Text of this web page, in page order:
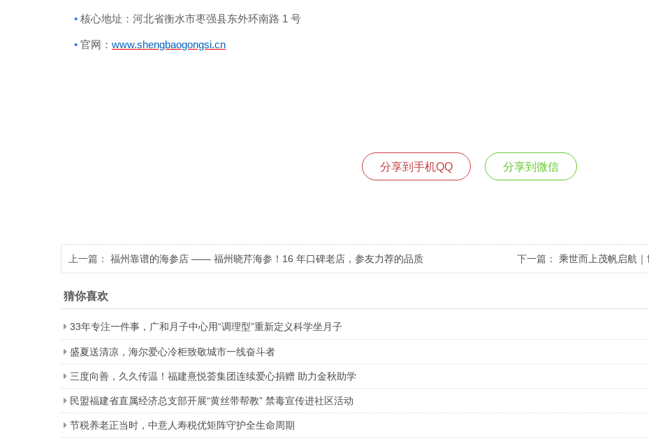
• 核心地址：河北省衡水市枣强县东外环南路 1 号
• 官网： www.shengbaogongsi.cn
分享到手机QQ 分享到微信
上一篇： 福州靠谱的海参店 —— 福州晓芹海参！16 年口碑老店，参友力荐的品质 下一篇： 乘世而上茂帆启航
猜你喜欢
33年专注一件事，广和月子中心用“调理型”重新定义科学坐月子
盛夏送清凉，海尔爱心冷柜致敬城市一线奋斗者
三度向善，久久传温！福建熹悦荟集团连续爱心捐赠 助力金秋助学
民盟福建省直属经济总支部开展“黄丝带帮教” 禁毒宣传进社区活动
节税养老正当时，中意人寿税优矩阵守护全生命周期